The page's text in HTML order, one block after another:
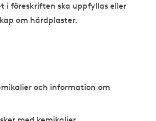
i föreskriften ska uppfyllas eller
om härdplaster.
och information om